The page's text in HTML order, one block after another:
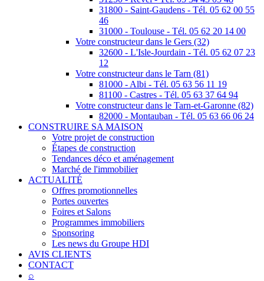
31800 - Saint-Gaudens - Tél. 05 62 00 55
46
31000 - Toulouse - Tél. 05 62 20 14 00
Votre constructeur dans le Gers (32)
32600 - L'Isle-Jourdain - Tél. 05 62 07 23
12
Votre constructeur dans le Tarn (81)
81000 - Albi - Tél. 05 63 56 11 19
81100 - Castres - Tél. 05 63 37 64 94
Votre constructeur dans le Tarn-et-Garonne (82)
82000 - Montauban - Tél. 05 63 66 06 24
CONSTRUIRE SA MAISON
Votre projet de construction
Étapes de construction
Tendances déco et aménagement
Marché de l'immobilier
ACTUALITÉ
Offres promotionnelles
Portes ouvertes
Foires et Salons
Programmes immobiliers
Sponsoring
Les news du Groupe HDI
AVIS CLIENTS
CONTACT
⌕